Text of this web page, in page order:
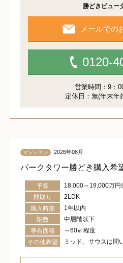
勝どきビュー
メールでの
0120-
営業時間：9：
定休日：無(年末年
マンション 2026年08月
パークタワー勝どき購入希
予算
18,000～19,000万円
間取り
2LDK
購入時期
1年以内
階数
中層階以下
専有面積
～60㎡程度
その他希望
ミッド、サウスは問